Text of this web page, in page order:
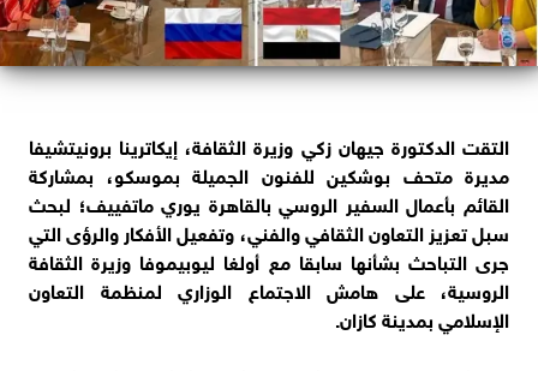
التقت الدكتورة جيهان زكي وزيرة الثقافة، إيكاترينا برونيتشيفا
مديرة متحف بوشكين للفنون الجميلة بموسكو، بمشاركة
القائم بأعمال السفير الروسي بالقاهرة يوري ماتفييف؛ لبحث
سبل تعزيز التعاون الثقافي والفني، وتفعيل الأفكار والرؤى التي
جرى التباحث بشأنها سابقا مع أولغا ليوبيموفا وزيرة الثقافة
الروسية، على هامش الاجتماع الوزاري لمنظمة التعاون
الإسلامي بمدينة كازان.